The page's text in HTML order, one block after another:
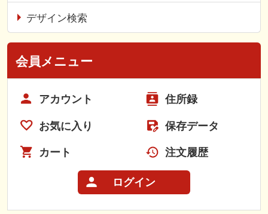
デザイン検索
会員メニュー
アカウント 住所録
お気に入り 保存データ
カート 注文履歴
ログイン